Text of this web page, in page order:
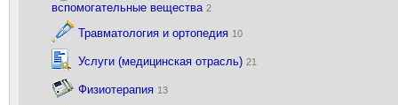
вспомогательные вещества 2
Травматология и ортопедия 10
Услуги (медицинская отрасль) 21
Физиотерапия 13